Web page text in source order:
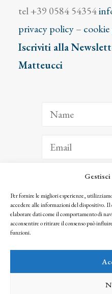
Per fornire le migliori esperienze,
accedere alle informazioni del dispositivo. Il
elaborare dati come il comportamento di
acconsentire o ritirare il consenso può
funzioni.
tel +39 0584 54354
privacy policy–
Iscriviti alla
Matteucci
Facendo clic per iscriverti, riconosci
seguendo la nostra Privacy Policy
© 2025 Istituto Matteucci. All right reserved
l’autorizzazione scritta dei proprietari dei